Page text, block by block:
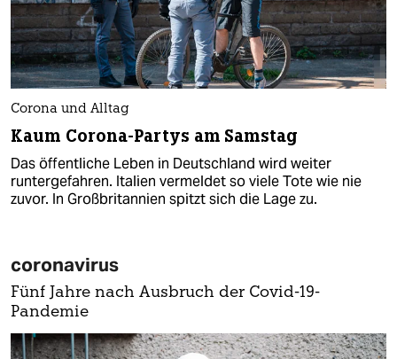
Corona und Alltag
Kaum Corona-Partys am Samstag
Das öffentliche Leben in Deutschland wird weiter
runtergefahren. Italien vermeldet so viele Tote wie nie
zuvor. In Großbritannien spitzt sich die Lage zu.
coronavirus
Fünf Jahre nach Ausbruch der Covid-19-
Pandemie